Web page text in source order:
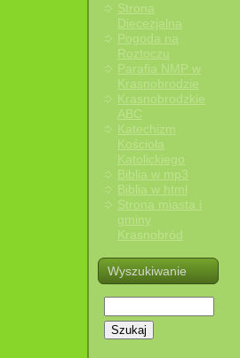
Strona
Diecezjalna
Pogoda na
Roztoczu
Parafia NMP w
Krasnobrodzie
Krasnobrodzkie
ABC
Katechizm
Kościoła
Katolickiego
Biblia w mp3
Biblia w html
Strona miasta i
gminy
Krasnobród
Wyszukiwanie
Szukaj